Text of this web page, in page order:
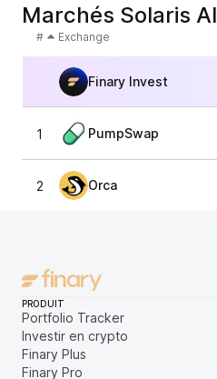
Marchés Solaris AI
# Exchange
Finary Invest
1 PumpSwap
2 Orca
PRODUIT
Portfolio Tracker
Investir en crypto
Finary Plus
Finary Pro